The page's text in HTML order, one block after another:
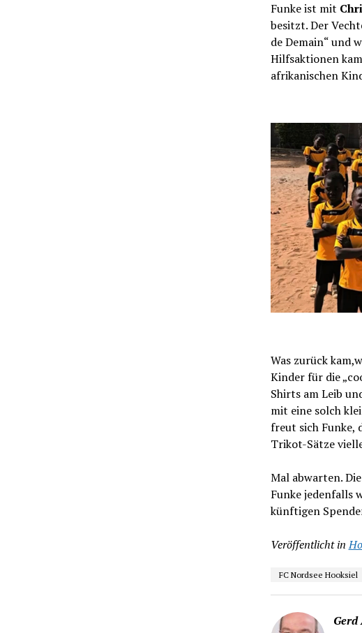
Funke ist mit
besitzt. Der
de Demain“ und
Hilfsaktionen
afrikanischen
Was zurück
Kinder für die
Shirts am Leib
mit eine solch
freut sich Funke,
Trikot-Sätze
Mal abwarten.
Funke jedenfalls
künftigen
Veröffentlicht in
FC Nordsee Hooksiel